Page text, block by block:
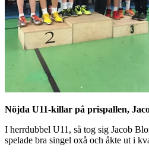
Nöjda U11-killar på prispallen,
I herrdubbel U11, så tog sig Jacob
spelade bra singel oxå och åkte ut i